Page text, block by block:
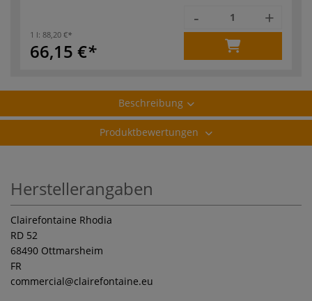
1 l: 88,20 €
66,15 €
- +
Beschreibung
Produktbewertungen
Herstellerangaben
Clairefontaine Rhodia
RD 52
68490 Ottmarsheim
FR
commercial@clairefontaine.eu